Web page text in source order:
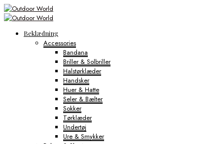
Beklædning
Accessories
Bandana
Briller & Solbriller
Halstørklæder
Handsker
Huer & Hatte
Seler & Bælter
Sokker
Tørklæder
Undertøj
Ure & Smykker